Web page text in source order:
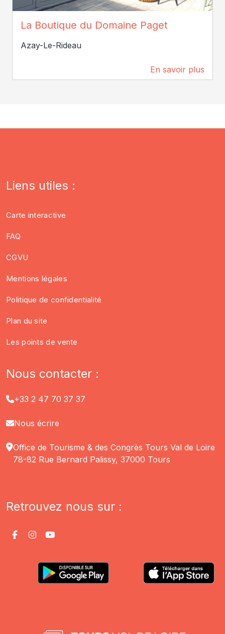
La Boutique du Domaine Paget
Azay-Le-Rideau
En savoir plus
Liens utiles :
Carte interactive
FAQ
CGVU
Mentions légales
Politique de confidentialité
Plan du site
Les points de vente
Nous contacter :
+33 2 47 70 37 37
Nous écrire
Office de Tourisme & des Congrès Tours Val de Loire
78-82 Rue Bernard Palissy, 37000 Tours
Retrouvez nous sur :